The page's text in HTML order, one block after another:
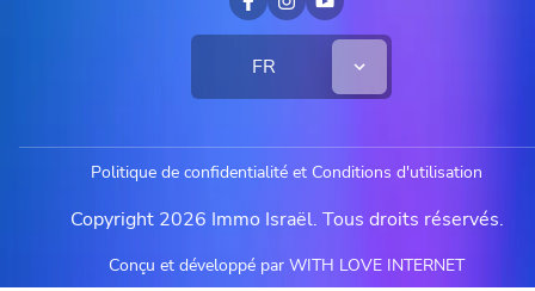
FR
Politique de confidentialité et Conditions d'utilisation
Copyright 2026 Immo Israël. Tous droits réservés.
Conçu et développé par WITH LOVE INTERNET